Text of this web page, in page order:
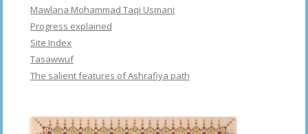
Mawlana Mohammad Taqi Usmani
Progress explained
Site Index
Tasawwuf
The salient features of Ashrafiya path